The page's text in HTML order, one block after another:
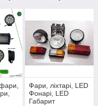
Фари, ліхтарі, LED
Фонарі, LED
Габарит